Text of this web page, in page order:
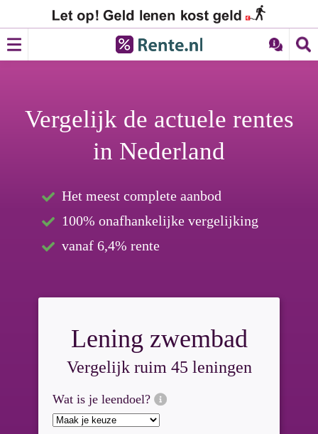
Vergelijk de actuele rentes
in Nederland
Het meest complete aanbod
100% onafhankelijke vergelijking
vanaf 6,4% rente
Lening zwembad
Vergelijk ruim 45 leningen
Wat is je leendoel?